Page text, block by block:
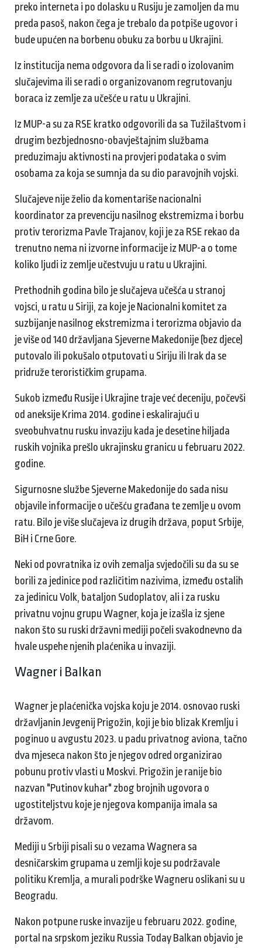
preko interneta i po dolasku u Rusiju je zamoljen da mu
preda pasoš, nakon čega je trebalo da potpiše ugovor i
bude upućen na borbenu obuku za borbu u Ukrajini.
Iz institucija nema odgovora da li se radi o izolovanim
slučajevima ili se radi o organizovanom regrutovanju
boraca iz zemlje za učešće u ratu u Ukrajini.
Iz MUP-a su za RSE kratko odgovorili da sa Tužilaštvom i
drugim bezbjednosno-obavještajnim službama
preduzimaju aktivnosti na provjeri podataka o svim
osobama za koja se sumnja da su dio paravojnih vojski.
Slučajeve nije želio da komentariše nacionalni
koordinator za prevenciju nasilnog ekstremizma i borbu
protiv terorizma Pavle Trajanov, koji je za RSE rekao da
trenutno nema ni izvorne informacije iz MUP-a o tome
koliko ljudi iz zemlje učestvuju u ratu u Ukrajini.
Prethodnih godina bilo je slučajeva učešća u stranoj
vojsci, u ratu u Siriji, za koje je Nacionalni komitet za
suzbijanje nasilnog ekstremizma i terorizma objavio da
je više od 140 državljana Sjeverne Makedonije (bez djece)
putovalo ili pokušalo otputovati u Siriju ili Irak da se
pridruže terorističkim grupama.
Sukob između Rusije i Ukrajine traje već deceniju, počevši
od aneksije Krima 2014. godine i eskalirajući u
sveobuhvatnu rusku invaziju kada je desetine hiljada
ruskih vojnika prešlo ukrajinsku granicu u februaru 2022.
godine.
Sigurnosne službe Sjeverne Makedonije do sada nisu
objavile informacije o učešću građana te zemlje u ovom
ratu. Bilo je više slučajeva iz drugih država, poput Srbije,
BiH i Crne Gore.
Neki od povratnika iz ovih zemalja svjedočili su da su se
borili za jedinice pod različitim nazivima, između ostalih
za jedinicu Volk, bataljon Sudoplatov, ali i za rusku
privatnu vojnu grupu Wagner, koja je izašla iz sjene
nakon što su ruski državni mediji počeli svakodnevno da
hvale uspehe njenih plaćenika u invaziji.
Wagner i Balkan
Wagner je plaćenička vojska koju je 2014. osnovao ruski
državljanin Jevgenij Prigožin, koji je bio blizak Kremlju i
poginuo u avgustu 2023. u padu privatnog aviona, tačno
dva mjeseca nakon što je njegov odred organizirao
pobunu protiv vlasti u Moskvi. Prigožin je ranije bio
nazvan "Putinov kuhar" zbog brojnih ugovora o
ugostiteljstvu koje je njegova kompanija imala sa
državom.
Mediji u Srbiji pisali su o vezama Wagnera sa
desničarskim grupama u zemlji koje su podržavale
politiku Kremlja, a murali podrške Wagneru oslikani su u
Beogradu.
Nakon potpune ruske invazije u februaru 2022. godine,
portal na srpskom jeziku Russia Today Balkan objavio je